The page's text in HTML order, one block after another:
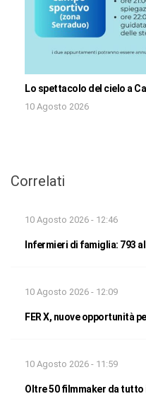
Lo spettacolo del cielo a
10 Agosto 2026
Correlati
10 Agosto 2026 - 12:46
Infermieri di famiglia: 793
10 Agosto 2026 - 12:09
FER X, nuove opportunità
10 Agosto 2026 - 11:59
Oltre 50 filmmaker da tutto